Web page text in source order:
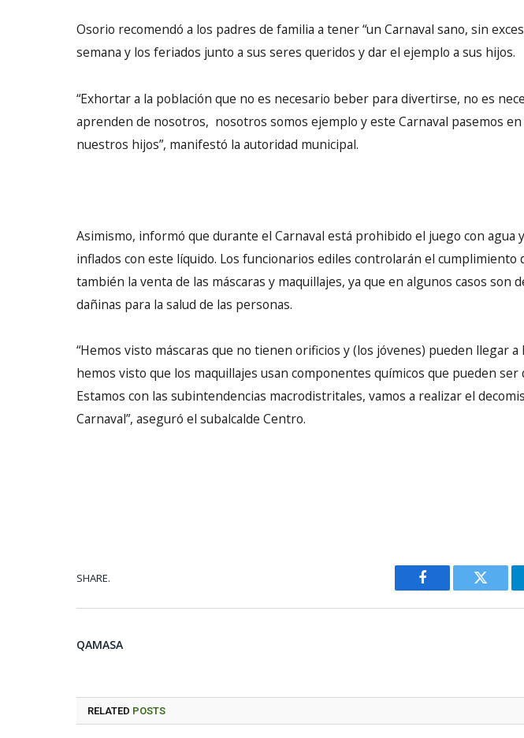
Osorio recomendó a los padres de familia a tener “un Carnaval sano, sin
semana y los feriados junto a sus seres queridos y dar el ejemplo a sus hijos.
“Exhortar a la población que no es necesario beber para divertirse, no es
aprenden de nosotros, nosotros somos ejemplo y este Carnaval pasemos en
nuestros hijos”, manifestó la autoridad municipal.
Asimismo, informó que durante el Carnaval está prohibido el juego con agua
inflados con este líquido. Los funcionarios ediles controlarán el cumplimiento
también la venta de las máscaras y maquillajes, ya que en algunos casos son
dañinas para la salud de las personas.
“Hemos visto máscaras que no tienen orificios y (los jóvenes) pueden llegar
hemos visto que los maquillajes usan componentes químicos que pueden ser
Estamos con las subintendencias macrodistritales, vamos a realizar el
Carnaval”, aseguró el subalcalde Centro.
SHARE.
Facebook Twitter
QAMASA
RELATED POSTS